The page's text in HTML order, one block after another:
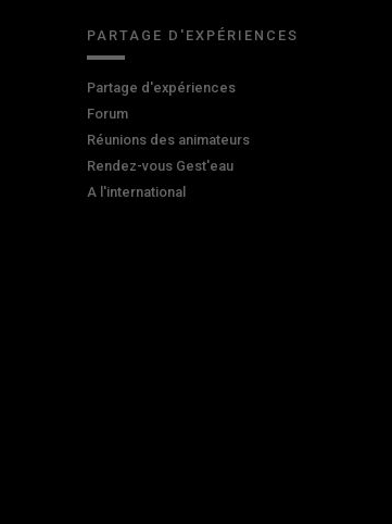
PARTAGE D'EXPÉRIENCES
Partage d'expériences
Forum
Réunions des animateurs
Rendez-vous Gest'eau
A l'international